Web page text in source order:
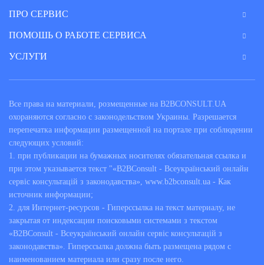
ПРО СЕРВИС
ПОМОШЬ О РАБОТЕ СЕРВИСА
УСЛУГИ
Все права на материали, розмещенные на B2BCONSULT.UA
охораняются согласно с законодельством Украины. Разрешается
перепечатка информации размещенной на портале при соблюдении
следующих условий:
1. при публикации на бумажных носителях обязательная ссылка и
при этом указывается текст "«B2BConsult - Всеукраїнський онлайн
сервіс консультацій з законодавства», www.b2bconsult.ua - Как
источник информации;
2. для Интернет-ресурсов - Гиперссылка на текст материалу, не
закрытая от индексации поисковыми системами з текстом
«B2BConsult - Всеукраїнський онлайн сервіс консультацій з
законодавства». Гиперссылка должна быть размещена рядом с
наименованием материала или сразу после него.